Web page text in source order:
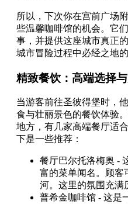
所以，下次你在宫前广场
些温馨咖啡馆的机会。它
事，并提供这座城市真正
城市冒险过程中必经之地的
精致餐饮：高端选择
当游客前往圣彼得堡时，
食与壮丽景色的餐饮体验
地方，有几家高端餐厅适
下是一些推荐：
餐厅巴尔托洛梅奥 -
富的菜单闻名。顾客
河。这里的氛围充满
普希金咖啡馆 - 这是